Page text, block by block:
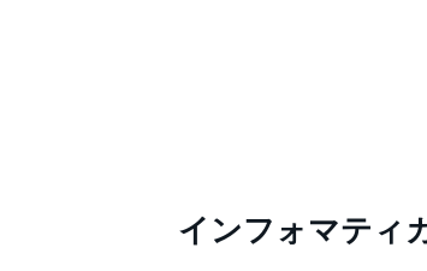
インフォマティ